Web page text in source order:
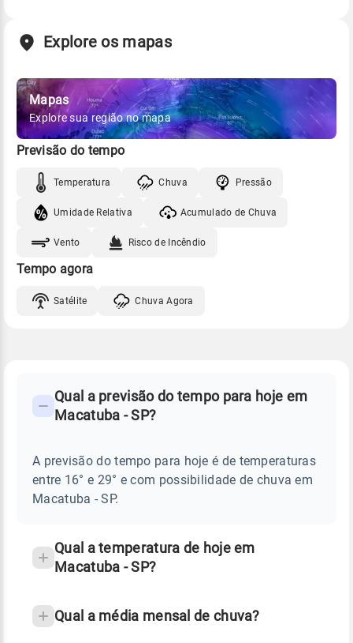
Explore os mapas
Mapas
Explore sua região no mapa
Previsão do tempo
Temperatura Chuva Pressão
Umidade Relativa Acumulado de Chuva
Vento Risco de Incêndio
Tempo agora
Satélite Chuva Agora
PREVISÃO
TEMPO
MACATUBA
Perguntas
sobre
chuva
Qual a previsão do tempo para hoje em
Macatuba - SP?
A previsão do tempo para hoje é de temperaturas
entre 16° e 29° e com possibilidade de chuva em
Macatuba - SP.
Qual a temperatura de hoje em
Macatuba - SP?
Qual a média mensal de chuva?